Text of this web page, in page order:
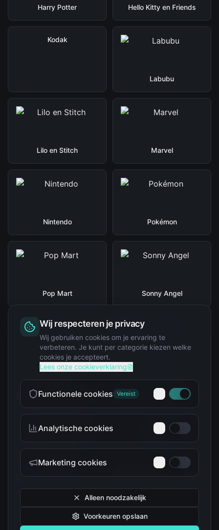
Harry Potter Hello Kitty en Friends
Kodak
Labubu
Lilo en Stitch Marvel
Nintendo Pokémon
Pop Mart Sonny Angel
Squishy
The Simpsons
Troetelbeertjes
Wij respecteren je privacy
Wij gebruiken cookies om je ervaring te
verbeteren. Je kunt per categorie kiezen welke
cookies je accepteert.
Lees onze cookieverklaring
Functionele cookies Vereist
Analytische cookies
Marketing cookies
Alleen noodzakelijk
Voorkeuren opslaan